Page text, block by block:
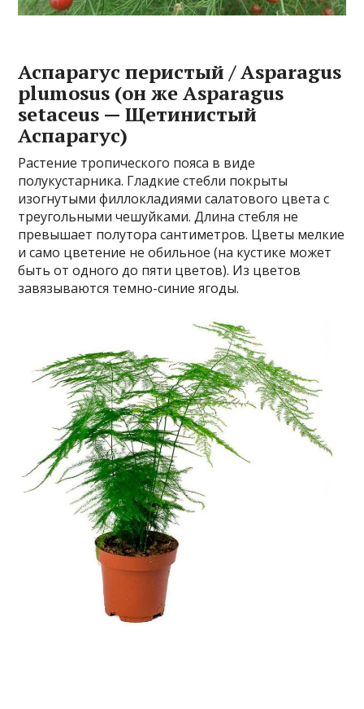
Аспарагус перистый / Asparagus
plumosus (он же Asparagus
setaceus — Щетинистый
Аспарагус)
Растение тропического пояса в виде
полукустарника. Гладкие стебли покрыты
изогнутыми филлокладиями салатового цвета с
треугольными чешуйками. Длина стебля не
превышает полутора сантиметров. Цветы мелкие
и само цветение не обильное (на кустике может
быть от одного до пяти цветов). Из цветов
завязываются темно-синие ягоды.